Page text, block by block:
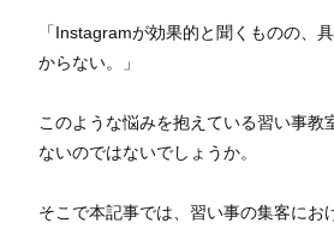
「Instagramが効果的と聞くものの、
からない。」
このような悩みを抱えている習い事教
ないのではないでしょうか。
そこで本記事では、習い事の集客にお